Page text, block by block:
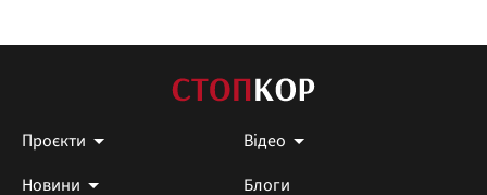
Проєкти
Відео
Новини
Блоги